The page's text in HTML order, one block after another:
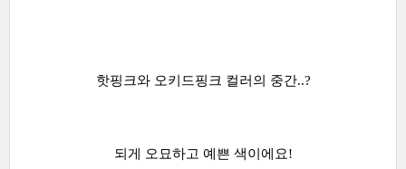
핫핑크와 오키드핑크 컬러의 중간..?
되게 오묘하고 예쁜 색이에요!